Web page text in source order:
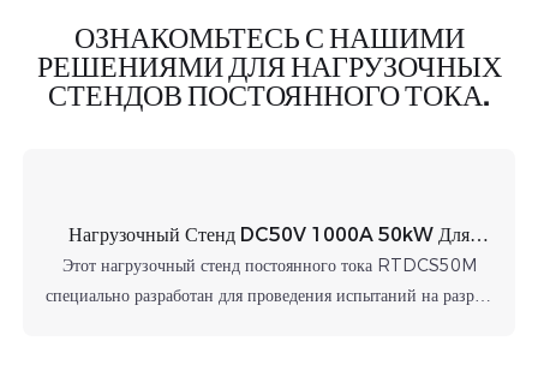
ОЗНАКОМЬТЕСЬ С НАШИМИ
РЕШЕНИЯМИ ДЛЯ НАГРУЗОЧНЫХ
СТЕНДОВ ПОСТОЯННОГО ТОКА.
Нагрузочный Стенд DC50V 1000A 50kW Для
Тестирования ИБП
Этот нагрузочный стенд постоянного тока RTDCS50M
специально разработан для проведения испытаний на разряд,